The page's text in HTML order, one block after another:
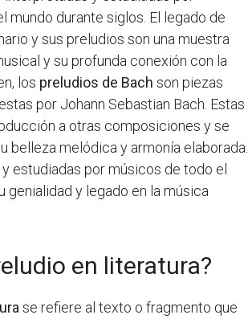
mundo durante siglos. El legado de
y sus preludios son una muestra
y su profunda conexión con la
los preludios de Bach son piezas
por Johann Sebastian Bach. Estas
a otras composiciones y se
belleza melódica y armonía elaborada.
estudiadas por músicos de todo el
genialidad y legado en la música
en literatura?
se refiere al texto o fragmento que